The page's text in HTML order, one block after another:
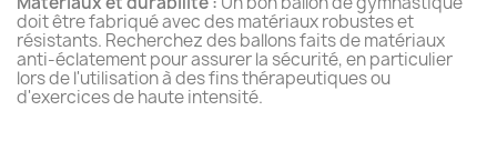
doit être fabriqué avec des matériaux robustes et
résistants. Recherchez des ballons faits de matériaux
anti-éclatement pour assurer la sécurité, en particulier
lors de l'utilisation à des fins thérapeutiques ou
d'exercices de haute intensité.